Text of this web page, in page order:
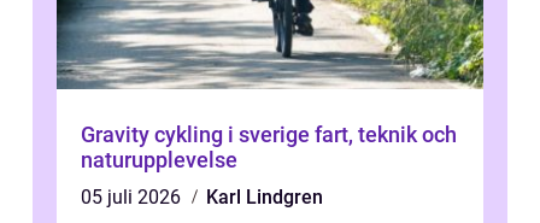
Gravity cykling i sverige fart, teknik och
naturupplevelse
05 juli 2026
Karl Lindgren